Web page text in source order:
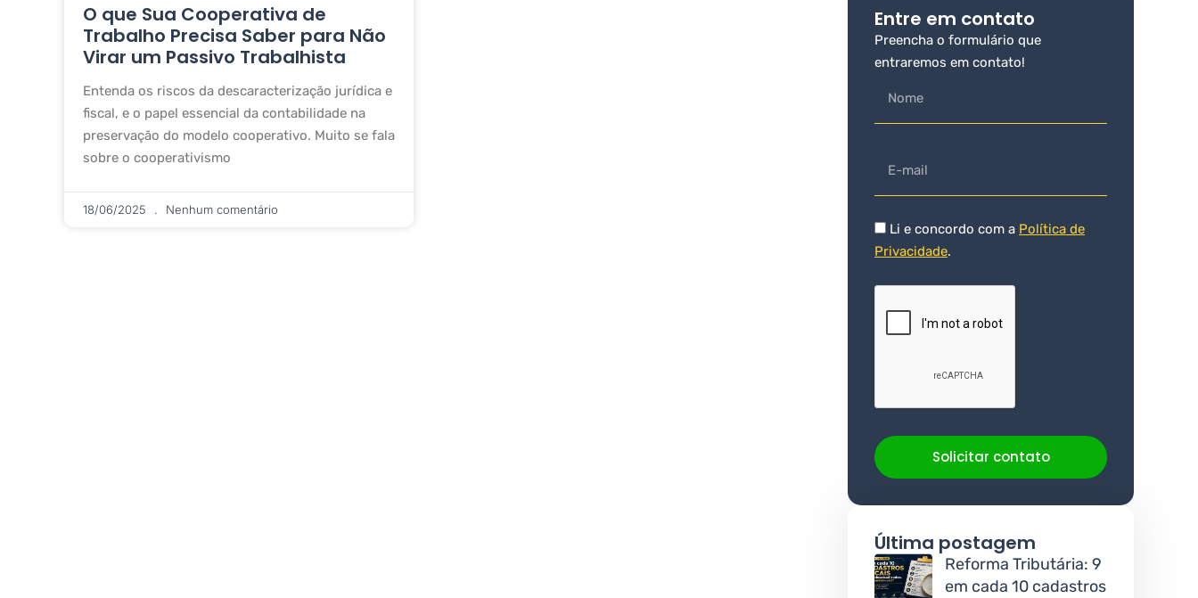
O que Sua Cooperativa de
Trabalho Precisa Saber para Não
Virar um Passivo Trabalhista
Entenda os riscos da descaracterização jurídica e
fiscal, e o papel essencial da contabilidade na
preservação do modelo cooperativo. Muito se fala
sobre o cooperativismo
18/06/2025 Nenhum comentário
Entre em contato
Preencha o formulário que
entraremos em contato!
Li e concordo com a Política de
Privacidade.
Solicitar contato
Última postagem
Reforma Tributária: 9
em cada 10 cadastros